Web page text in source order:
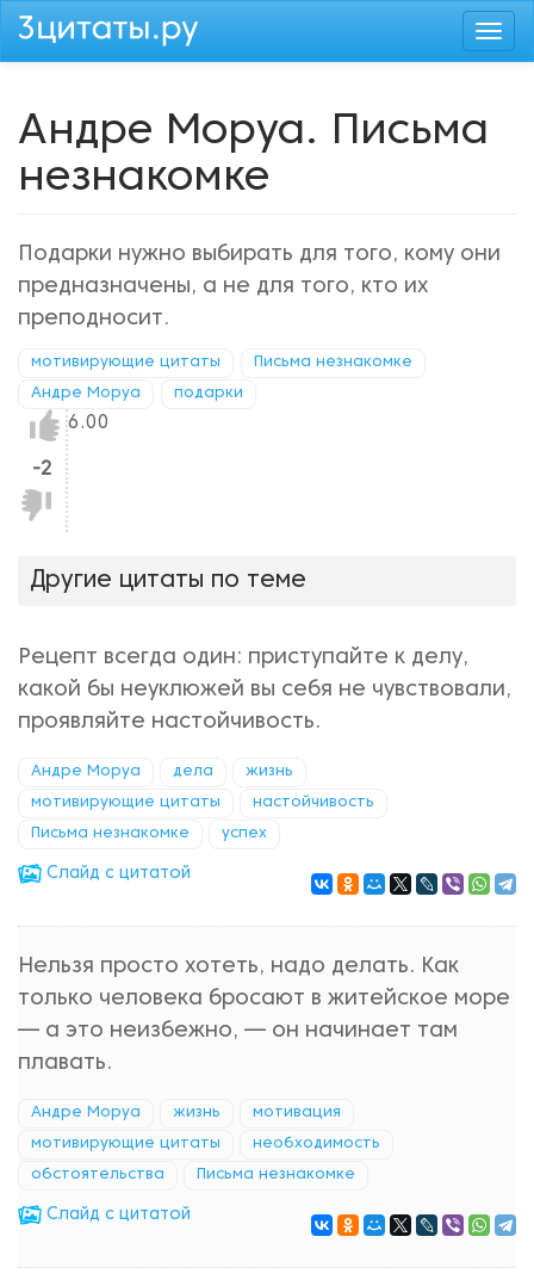
Перейти
Андре Моруа. Письма
незнакомке
Подарки нужно выбирать для того, кому они
предназначены, а не для того, кто их
преподносит.
мотивирующие цитаты Письма незнакомке
Андре Моруа подарки
Нравится!
-2
Не
нравится!
6.00
Другие цитаты по теме
Рецепт всегда один: приступайте к делу,
какой бы неуклюжей вы себя не чувствовали,
проявляйте настойчивость.
Андре Моруа дела жизнь
мотивирующие цитаты настойчивость
Письма незнакомке успех
Cлайд с цитатой
Нельзя просто хотеть, надо делать. Как
только человека бросают в житейское море
— а это неизбежно, — он начинает там
плавать.
Андре Моруа жизнь мотивация
мотивирующие цитаты необходимость
обстоятельства Письма незнакомке
Cлайд с цитатой